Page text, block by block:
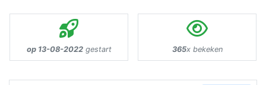
op 13-08-2022gestart 365x bekeken